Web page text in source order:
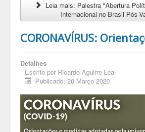
Leia mais: Palestra "Abertura
Internacional no Brasil Pós-
CORONAVÍRUS:
Detalhes
Escrito por Ricardo Aguirre Leal
Publicado: 20 Março 2020